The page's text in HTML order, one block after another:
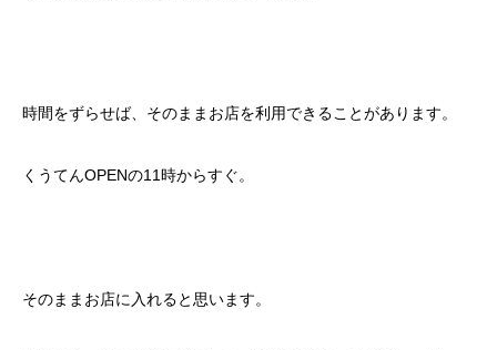
時間をずらせば、そのままお店を利用できることがあります。
くうてんOPENの11時からすぐ。
そのままお店に入れると思います。